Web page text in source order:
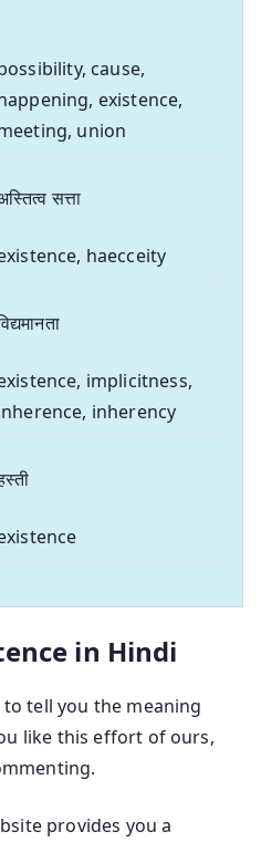
cause,
existence,
union
सत्ता
haecceity
implicitness,
inherency
in Hindi
tell you the meaning
like this effort of ours,
provides you a